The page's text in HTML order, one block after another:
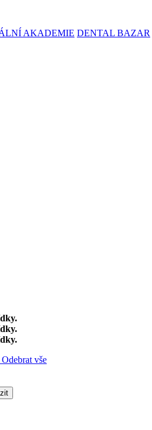
AKADEMIE DENTAL BAZAR
Odebrat vše